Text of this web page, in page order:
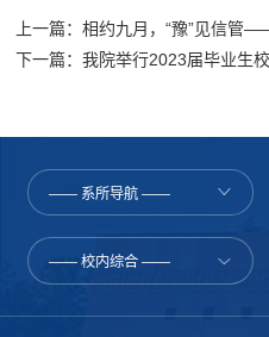
上一篇：相约九月，“豫”见信管
下一篇：我院举行2023届毕业生